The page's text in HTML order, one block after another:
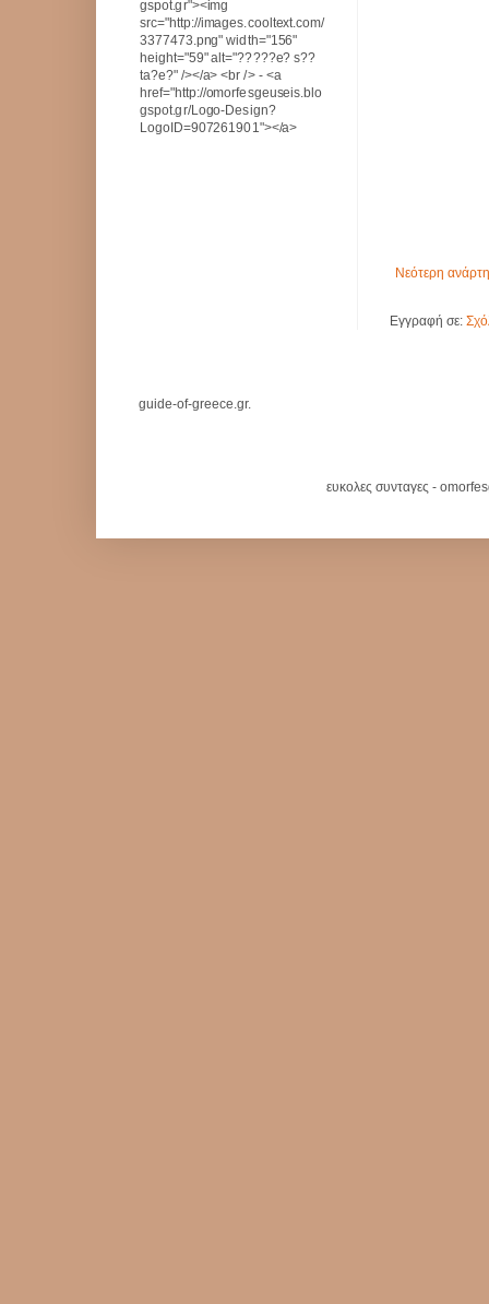
Νεότερη
Εγγραφή σε:
gspot.gr"><img
src="http://images.cooltext.com/
3377473.png" width="156"
height="59" alt="?????e? s??
ta?e?" /></a> <br /> - <a
href="http://omorfesgeuseis.blo
gspot.gr/Logo-Design?
LogoID=907261901"></a>
guide-of-greece.gr.
ευκολες συνταγες -